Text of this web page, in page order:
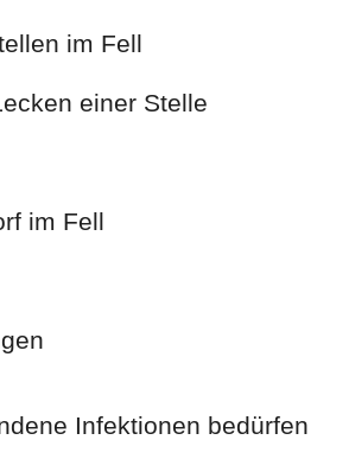
im Fell
einer Stelle
im Fell
Infektionen bedürfen